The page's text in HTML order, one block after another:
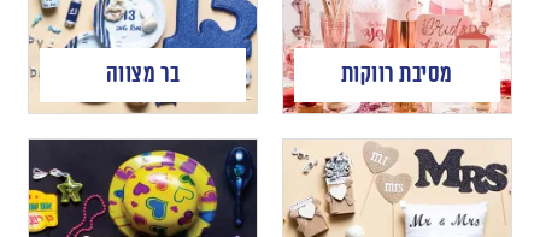
מסיבת רווקות בר מצווה